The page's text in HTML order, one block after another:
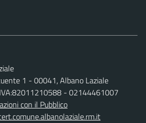
1 - 00041, Albano Laziale
IVA:82011210588 - 02144461007
con il Pubblico